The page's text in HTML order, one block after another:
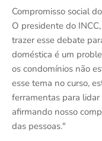
Compromisso social
O presidente do
trazer esse debate
doméstica é um
os condomínios não
esse tema no curso,
ferramentas para
afirmando nosso
das pessoas."